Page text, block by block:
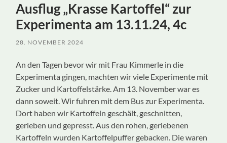
Ausflug „Krasse Kartoffel“ zur
Experimenta am 13.11.24, 4c
28. NOVEMBER 2024
An den Tagen bevor wir mit Frau Kimmerle in die
Experimenta gingen, machten wir viele Experimente mit
Zucker und Kartoffelstärke. Am 13. November war es
dann soweit. Wir fuhren mit dem Bus zur Experimenta.
Dort haben wir Kartoffeln geschält, geschnitten,
gerieben und gepresst. Aus den rohen, geriebenen
Kartoffeln wurden Kartoffelpuffer gebacken. Die waren